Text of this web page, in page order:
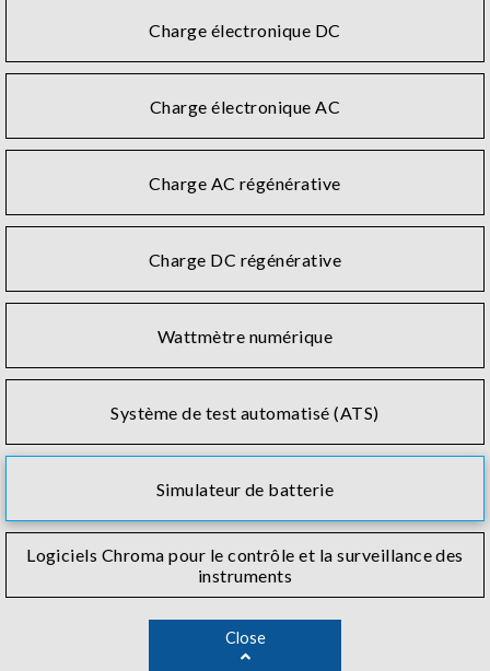
Charge électronique DC
Charge électronique AC
Charge AC régénérative
Charge DC régénérative
Wattmètre numérique
Système de test automatisé (ATS)
Simulateur de batterie
Logiciels Chroma pour le contrôle et la surveillance des
instruments
Close